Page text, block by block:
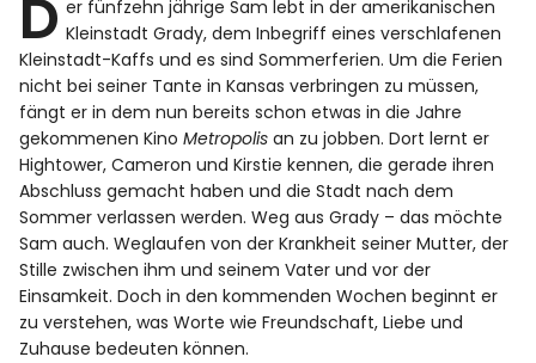
D er fünfzehn jährige Sam lebt in der amerikanischen
Kleinstadt Grady, dem Inbegriff eines verschlafenen
Kleinstadt-Kaffs und es sind Sommerferien. Um die Ferien
nicht bei seiner Tante in Kansas verbringen zu müssen,
fängt er in dem nun bereits schon etwas in die Jahre
gekommenen KinoMetropolis an zu jobben. Dort lernt er
Hightower, Cameron und Kirstie kennen, die gerade ihren
Abschluss gemacht haben und die Stadt nach dem
Sommer verlassen werden. Weg aus Grady – das möchte
Sam auch. Weglaufen von der Krankheit seiner Mutter, der
Stille zwischen ihm und seinem Vater und vor der
Einsamkeit. Doch in den kommenden Wochen beginnt er
zu verstehen, was Worte wie Freundschaft, Liebe und
Zuhause bedeuten können.